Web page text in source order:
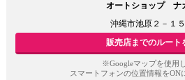
オートショップ ナ
沖縄市池原２－１
販売店までのルート
※Googleマップを使用
スマートフォンの位置情報をON